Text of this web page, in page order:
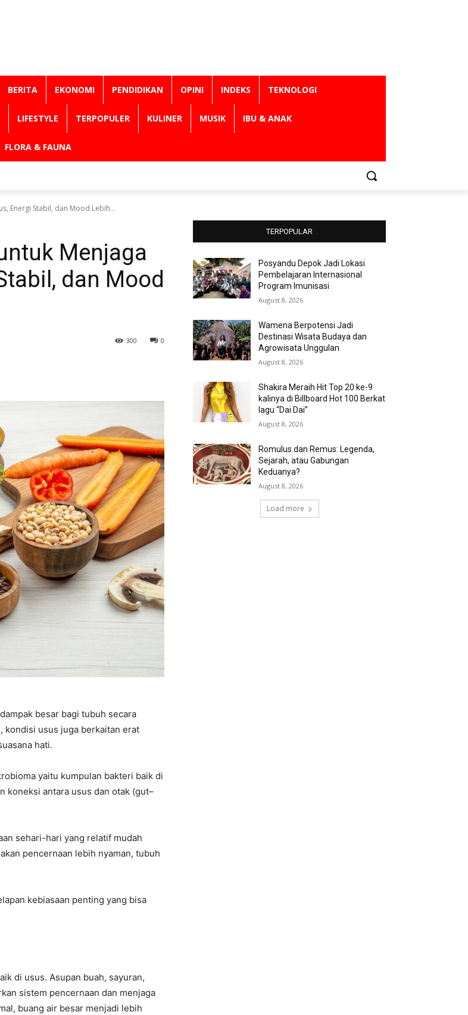
BERITA EKONOMI PENDIDIKAN OPINI INDEKS TEKNOLOGI
LIFESTYLE TERPOPULER KULINER MUSIK IBU & ANAK
FLORA & FAUNA
Energi Stabil, dan Mood Lebih...
Menjaga
dan Mood
0
300
besar bagi tubuh secara
kondisi usus juga berkaitan erat
hati.
yaitu kumpulan bakteri baik di
koneksi antara usus dan otak (gut–
sehari-hari yang relatif mudah
pencernaan lebih nyaman, tubuh
kebiasaan penting yang bisa
di usus. Asupan buah, sayuran,
sistem pencernaan dan menjaga
buang air besar menjadi lebih
TERPOPULAR
Posyandu Depok Jadi Lokasi
Pembelajaran Internasional
Program Imunisasi
August 8, 2026
Wamena Berpotensi Jadi
Destinasi Wisata Budaya dan
Agrowisata Unggulan
August 8, 2026
Shakira Meraih Hit Top 20 ke-9
kalinya di Billboard Hot 100 Berkat
lagu “Dai Dai”
August 8, 2026
Romulus dan Remus: Legenda,
Sejarah, atau Gabungan
Keduanya?
August 8, 2026
Load more